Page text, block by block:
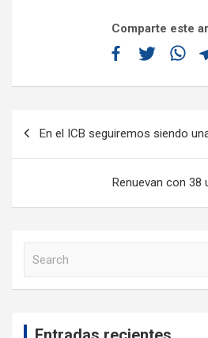
Comparte este
En el ICB seguiremos siendo
Renuevan con 38